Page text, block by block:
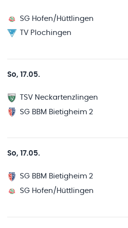
SG Hofen/Hüttlingen
TV Plochingen
So, 17.05.
TSV Neckartenzlingen
SG BBM Bietigheim 2
So, 17.05.
SG BBM Bietigheim 2
SG Hofen/Hüttlingen